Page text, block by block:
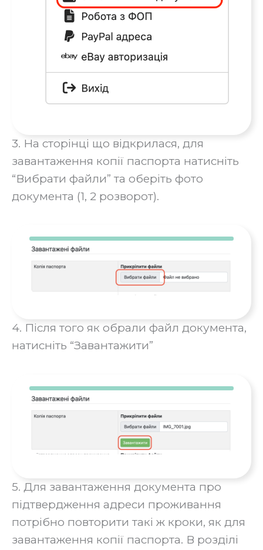
3. На сторінці що відкрилася, для
завантаження копії паспорта натисніть
“Вибрати файли” та оберіть фото
документа (1, 2 розворот).
4. Після того як обрали файл документа,
натисніть “Завантажити”
5. Для завантаження документа про
підтвердження адреси проживання
потрібно повторити такі ж кроки, як для
завантаження копії паспорта. В розділі